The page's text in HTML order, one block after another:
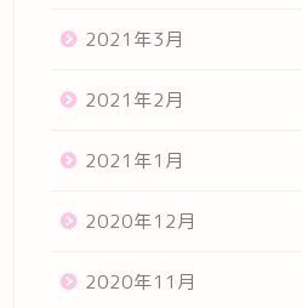
2021年3月
2021年2月
2021年1月
2020年12月
2020年11月